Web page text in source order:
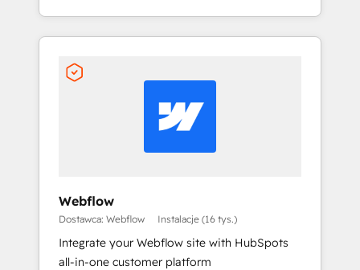
Webflow
Dostawca: Webflow Instalacje (16 tys.)
Integrate your Webflow site with HubSpots
all-in-one customer platform